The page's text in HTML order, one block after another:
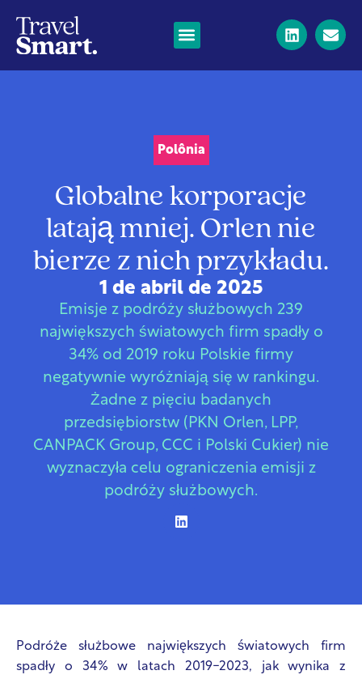
Polônia
Globalne korporacje
latają mniej. Orlen nie
bierze z nich przykładu.
1 de abril de 2025
Emisje z podróży służbowych 239
największych światowych firm spadły o
34% od 2019 roku Polskie firmy
negatywnie wyróżniają się w rankingu.
Żadne z pięciu badanych
przedsiębiorstw (PKN Orlen, LPP,
CANPACK Group, CCC i Polski Cukier) nie
wyznaczyła celu ograniczenia emisji z
podróży służbowych.
Podróże służbowe największych światowych firm
spadły o 34% w latach 2019-2023, jak wynika z